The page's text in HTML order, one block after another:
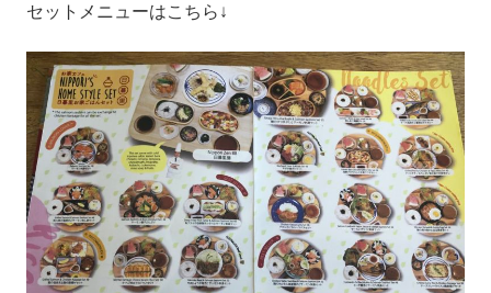
セットメニューはこちら↓